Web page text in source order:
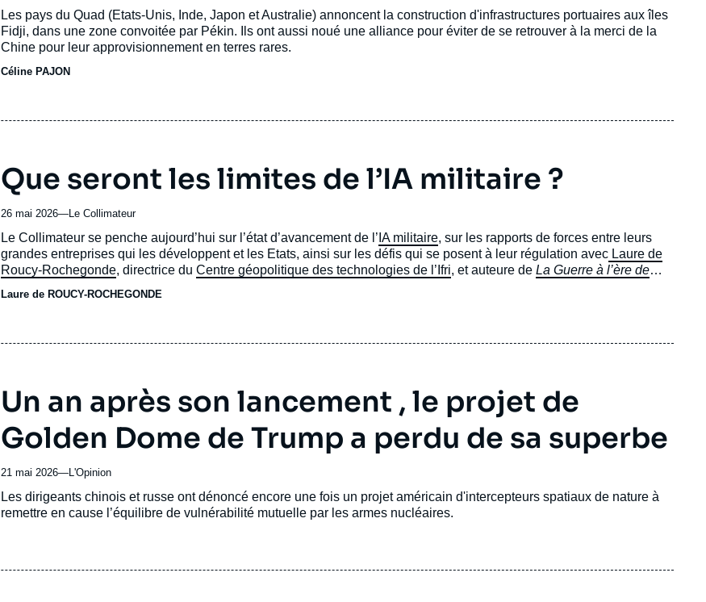
du
journal,
revue
ou
Accroche
Les pays du Quad (Etats-Unis, Inde, Japon et Australie) annoncent la construction d'infrastructures portuaires aux îles
Fidji, dans une zone convoitée par Pékin. Ils ont aussi noué une alliance pour éviter de se retrouver à la merci de la
Chine pour leur approvisionnement en terres rares.
Céline PAJON
Que seront les limites de l’IA militaire ?
26 mai 2026—Nom
journal,
revue
ou
émission
Le Collimateur
Accroche
Le Collimateur se penche aujourd’hui sur l’état d’avancement de l’ IA militaire, sur les rapports de forces entre leurs
grandes entreprises qui les développent et les Etats, ainsi sur les défis qui se posent à leur régulation avec Laure de
Roucy-Rochegonde, directrice du Centre géopolitique des technologies de l’Ifri, et auteure de La Guerre à l’ère de
Laure de ROUCY-ROCHEGONDE
Un an après son lancement , le projet de
Golden Dome de Trump a perdu de sa superbe
21 mai 2026—Nom
journal,
revue
L'Opinion
Accroche
Les dirigeants chinois et russe ont dénoncé encore une fois un projet américain d'intercepteurs spatiaux de nature à
remettre en cause l’équilibre de vulnérabilité mutuelle par les armes nucléaires.